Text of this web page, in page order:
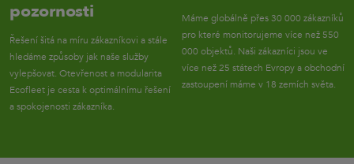
pozornosti
Řešení šitá na míru zákazníkovi a stále
hledáme způsoby jak naše služby
vylepšovat. Otevřenost a modularita
Ecofleet je cesta k optimálnímu řešení
a spokojenosti zákazníka.
Máme globálně přes 30 000 zákazníků
pro které monitorujeme více než 550
000 objektů. Naši zákazníci jsou ve
více než 25 státech Evropy a obchodní
zastoupení máme v 18 zemích světa.
Zanechte nám na vás kontakt a základní informace a my se vám ozveme
zpět.
Jméno:*
Příjmení:*